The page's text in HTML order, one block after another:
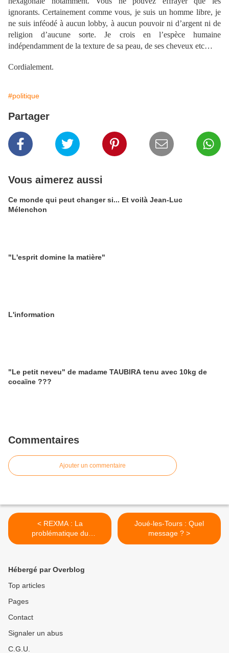
ignorants. Certainement comme vous, je suis un homme libre, je
ne suis inféodé à aucun lobby, à aucun pouvoir ni d’argent ni de
religion d’aucune sorte. Je crois en l’espèce humaine
indépendamment de la texture de sa peau, de ses cheveux etc…
Cordialement.
#politique
Partager
Vous aimerez aussi
Ce monde qui peut changer si... Et voilà Jean-Luc
Mélenchon
"L'esprit domine la matière"
L'information
"Le petit neveu" de madame TAUBIRA tenu avec 10kg de
cocaïne ???
Commentaires
Ajouter un commentaire
< REXMA : La
problématique du
développement Endogène
Joué-les-Tours : Quel
message ? >
Hébergé par Overblog
Top articles
Pages
Contact
Signaler un abus
C.G.U.